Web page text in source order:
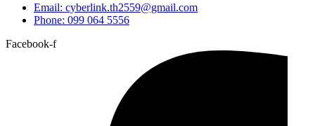
Email: cyberlink.th2559@gmail.com
Phone: 099 064 5556
Facebook-f